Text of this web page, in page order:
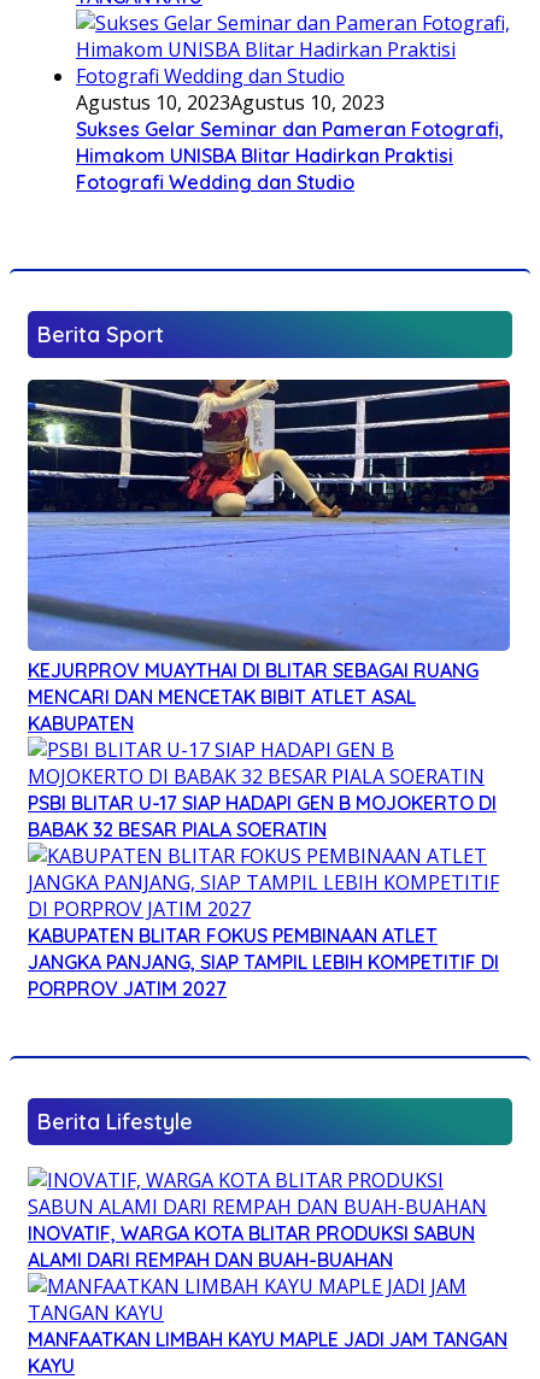
Agustus 10, 2023Agustus 10, 2023
Sukses Gelar Seminar dan Pameran Fotografi,
Himakom UNISBA Blitar Hadirkan Praktisi
Fotografi Wedding dan Studio
Berita Sport
KEJURPROV MUAYTHAI DI BLITAR SEBAGAI RUANG
MENCARI DAN MENCETAK BIBIT ATLET ASAL
KABUPATEN
PSBI BLITAR U-17 SIAP HADAPI GEN B MOJOKERTO DI
BABAK 32 BESAR PIALA SOERATIN
KABUPATEN BLITAR FOKUS PEMBINAAN ATLET
JANGKA PANJANG, SIAP TAMPIL LEBIH KOMPETITIF DI
PORPROV JATIM 2027
Berita Lifestyle
INOVATIF, WARGA KOTA BLITAR PRODUKSI SABUN
ALAMI DARI REMPAH DAN BUAH-BUAHAN
MANFAATKAN LIMBAH KAYU MAPLE JADI JAM TANGAN
KAYU